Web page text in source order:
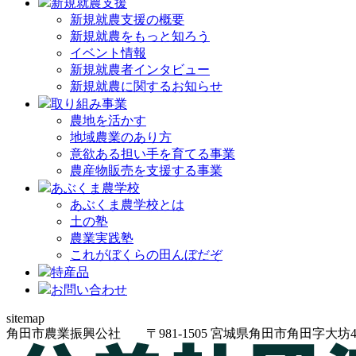
新規就農支援
新規就農支援の概要
新規就農をもっと知ろう
イベント情報
新規就農者インタビュー
新規就農に関するお知らせ
取り組み事業
農地を活かす
地域農業のあり方
意欲ある担い手を育てる事業
農産物販売を支援する事業
あぶくま農学校
あぶくま農学校とは
土の塾
農業実践塾
これがぼくらの田んぼだぞ
特産品
お問い合わせ
sitemap
角田市農業振興公社 〒981-1505 宮城県角田市角田字大坊